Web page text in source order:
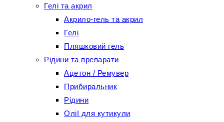
Гелі та акрил
Акрило-гель та акрил
Гелі
Пляшковий гель
Рідини та препарати
Ацетон / Ремувер
Прибиральник
Рідини
Олії для кутикули